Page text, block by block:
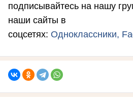
подписывайтесь на нашу
наши сайты в
соцсетях: Одноклассники,